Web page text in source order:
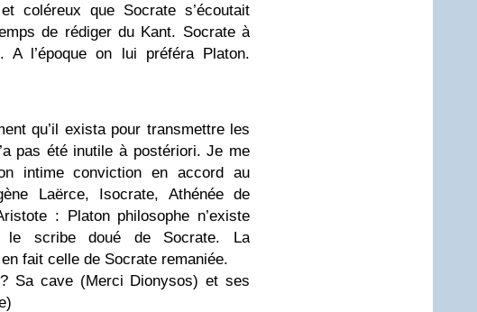
coléreux que Socrate s’écoutait
de rédiger du Kant. Socrate à
l’époque on lui préféra Platon.
qu’il exista pour transmettre les
pas été inutile à postériori. Je me
intime conviction en accord au
Laërce, Isocrate, Athénée de
: Platon philosophe n’existe
le scribe doué de Socrate. La
fait celle de Socrate remaniée.
Sa cave (Merci Dionysos) et ses